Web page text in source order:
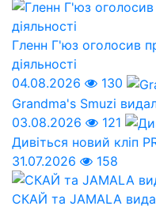
Гленн Г'юз оголосив
діяльності
04.08.2026
130
Grandma's Smuzi
03.08.2026
121
Дивіться новий кліп
31.07.2026
158
СКАЙ та JAMALA